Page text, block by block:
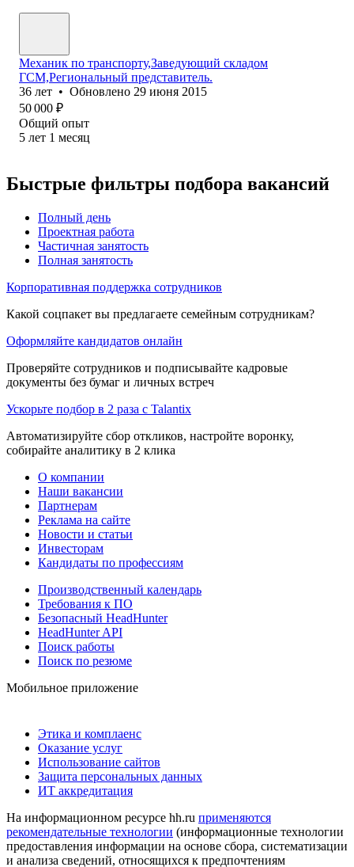
Механик по транспорту,Заведующий складом
ГСМ,Региональный представитель.
36 лет • Обновлено 29 июня 2015
50 000 ₽
Общий опыт
5 лет 1 месяц
Быстрые фильтры подбора вакансий
Полный день
Проектная работа
Частичная занятость
Полная занятость
Корпоративная поддержка сотрудников
Какой соцпакет вы предлагаете семейным сотрудникам?
Оформляйте кандидатов онлайн
Проверяйте сотрудников и подписывайте кадровые
документы без бумаг и личных встреч
Ускорьте подбор в 2 раза с Talantix
Автоматизируйте сбор откликов, настройте воронку,
собирайте аналитику в 2 клика
О компании
Наши вакансии
Партнерам
Реклама на сайте
Новости и статьи
Инвесторам
Кандидаты по профессиям
Производственный календарь
Требования к ПО
Безопасный HeadHunter
HeadHunter API
Поиск работы
Поиск по резюме
Мобильное приложение
Этика и комплаенс
Оказание услуг
Использование сайтов
Защита персональных данных
ИТ аккредитация
На информационном ресурсе hh.ru применяются
рекомендательные технологии (информационные технологии
предоставления информации на основе сбора, систематизации
и анализа сведений, относящихся к предпочтениям